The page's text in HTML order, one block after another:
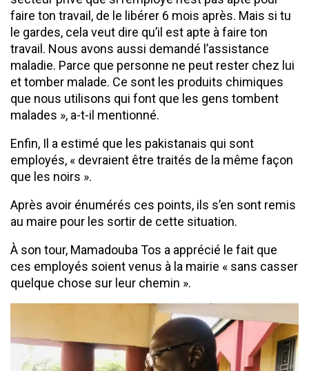
faire ton travail, de le libérer 6 mois après. Mais si tu
le gardes, cela veut dire qu’il est apte à faire ton
travail. Nous avons aussi demandé l’assistance
maladie. Parce que personne ne peut rester chez lui
et tomber malade. Ce sont les produits chimiques
que nous utilisons qui font que les gens tombent
malades », a-t-il mentionné.
Enfin, Il a estimé que les pakistanais qui sont
employés, « devraient être traités de la même façon
que les noirs ».
Après avoir énumérés ces points, ils s’en sont remis
au maire pour les sortir de cette situation.
À son tour, Mamadouba Tos a apprécié le fait que
ces employés soient venus à la mairie « sans casser
quelque chose sur leur chemin ».